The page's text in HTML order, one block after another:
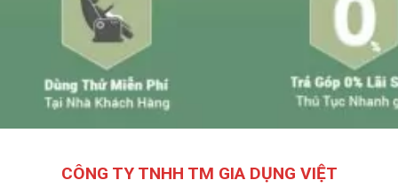
CÔNG TY TNHH TM GIA DỤNG VIỆT